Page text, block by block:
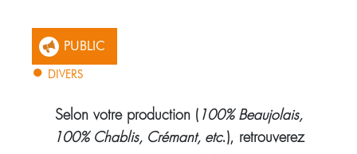
PUBLIC
DIVERS
Selon votre production (100% Beaujolais,
100% Chablis, Crémant, etc.), retrouverez